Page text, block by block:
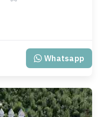
Whatsapp